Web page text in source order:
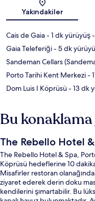
Yakındakiler
Cais de Gaia- 1 dk yürüyüş
Gaia Teleferiği- 5 dk
Sandeman Cellars
Porto Tarihi Kent Merkezi-
Dom Luis I Köprüsü- 13 dk
Bu
The Rebello Hotel
The Rebello Hotel & Spa,
Köprüsü hedeflerine 10
Misafirler restoran
ziyaret ederek derin doku
kendilerini şımartabilir. Bu